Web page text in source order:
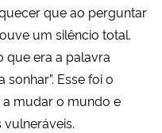
que ao perguntar
um silêncio total.
que era a palavra
Esse foi o
mudar o mundo e